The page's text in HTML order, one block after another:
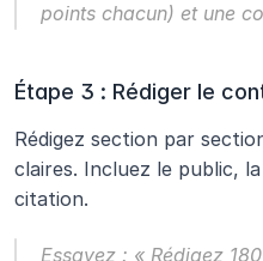
points chacun) et une
Étape 3 : Rédiger le
Rédigez section par
claires. Incluez le public,
citation.
Essayez : « Rédigez